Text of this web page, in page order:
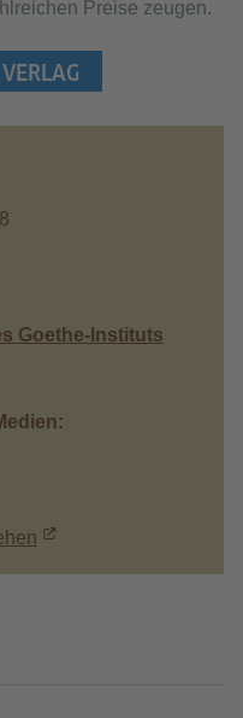
Preise zeugen.
Goethe-Instituts